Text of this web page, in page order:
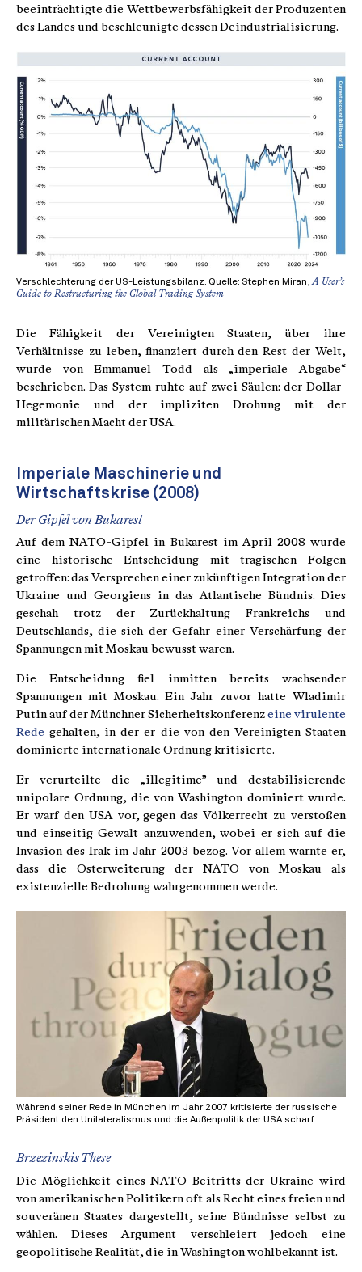
beeinträchtigte die Wettbewerbsfähigkeit der Produzenten
des Landes und beschleunigte dessen Deindustrialisierung.
Verschlechterung der US-Leistungsbilanz. Quelle: Stephen Miran,A User’s
Guide to Restructuring the Global Trading System
Die Fähigkeit der Vereinigten Staaten, über ihre
Verhältnisse zu leben, finanziert durch den Rest der Welt,
wurde von Emmanuel Todd als „imperiale Abgabe“
beschrieben. Das System ruhte auf zwei Säulen: der Dollar-
Hegemonie und der impliziten Drohung mit der
militärischen Macht der USA.
Imperiale Maschinerie und
Wirtschaftskrise (2008)
Der Gipfel von Bukarest
Auf dem NATO-Gipfel in Bukarest im April 2008 wurde
eine historische Entscheidung mit tragischen Folgen
getroffen: das Versprechen einer zukünftigen Integration der
Ukraine und Georgiens in das Atlantische Bündnis. Dies
geschah trotz der Zurückhaltung Frankreichs und
Deutschlands, die sich der Gefahr einer Verschärfung der
Spannungen mit Moskau bewusst waren.
Die Entscheidung fiel inmitten bereits wachsender
Spannungen mit Moskau. Ein Jahr zuvor hatte Wladimir
Putin auf der Münchner Sicherheitskonferenz eine virulente
Rede gehalten, in der er die von den Vereinigten Staaten
dominierte internationale Ordnung kritisierte.
Er verurteilte die „illegitime” und destabilisierende
unipolare Ordnung, die von Washington dominiert wurde.
Er warf den USA vor, gegen das Völkerrecht zu verstoßen
und einseitig Gewalt anzuwenden, wobei er sich auf die
Invasion des Irak im Jahr 2003 bezog. Vor allem warnte er,
dass die Osterweiterung der NATO von Moskau als
existenzielle Bedrohung wahrgenommen werde.
Während seiner Rede in München im Jahr 2007 kritisierte der russische
Präsident den Unilateralismus und die Außenpolitik der USA scharf.
Brzezinskis These
Die Möglichkeit eines NATO-Beitritts der Ukraine wird
von amerikanischen Politikern oft als Recht eines freien und
souveränen Staates dargestellt, seine Bündnisse selbst zu
wählen. Dieses Argument verschleiert jedoch eine
geopolitische Realität, die in Washington wohlbekannt ist.